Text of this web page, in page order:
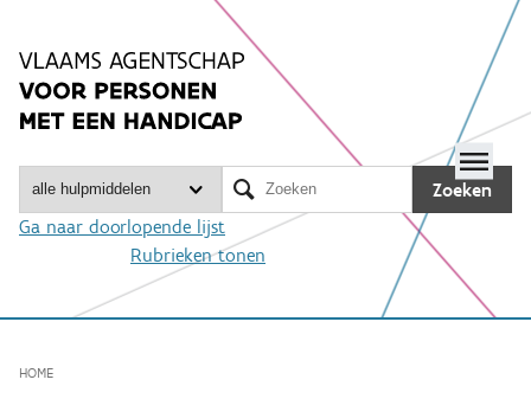
inhoud
Zoeken
Ga naar doorlopende lijst
Rubrieken tonen

HOME